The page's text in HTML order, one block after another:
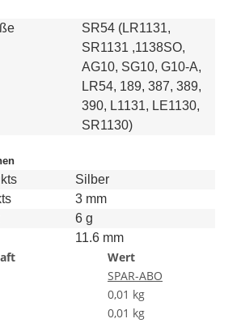
SR54 (LR1131,
SR1131 ,1138SO,
AG10, SG10, G10-A,
LR54, 189, 387, 389,
390, L1131, LE1130,
SR1130)
Silber
3 mm
6 g
11.6 mm
Wert
SPAR-ABO
0,01 kg
0,01 kg